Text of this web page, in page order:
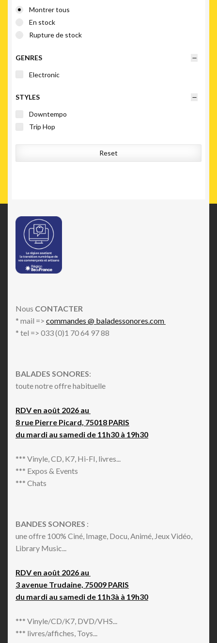
Montrer tous
En stock
Rupture de stock
GENRES
Electronic
STYLES
Downtempo
Trip Hop
Reset
Nous CONTACTER
* mail => commandes @ baladessonores.com
* tel => 033 (0)1 70 64 97 88
BALADES SONORES:
toute notre offre habituelle
RDV en août 2026 au
8 rue Pierre Picard, 75018 PARIS
du mardi au samedi de 11h30 à 19h30
*** Vinyle, CD, K7, Hi-FI, livres...
*** Expos & Events
*** Chats
BANDES SONORES :
une offre 100% Ciné, Image, Docu, Animé, Jeux Vidéo,
Library Music...
RDV en août 2026 au
3 avenue Trudaine, 75009 PARIS
du mardi au samedi de 11h3à à 19h30
*** Vinyle/CD/K7, DVD/VHS...
*** livres/affiches, Toys...